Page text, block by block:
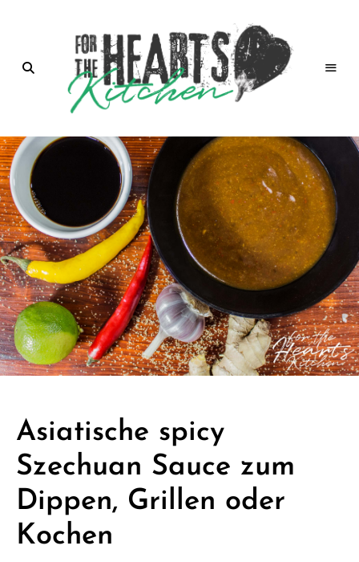
for the
Hearts
Kitchen |
die
Küche
mit Herz
von
Christian
Schäfer.
einfache
vegane
Rezepte
für jeden
Asiatische spicy
Szechuan Sauce zum
Dippen, Grillen oder
Kochen